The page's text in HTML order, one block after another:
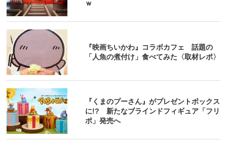
ｗ
『映画ちいかわ』コラボカフェ 話題の
「人魚の煮付け」食べてみた〈取材レポ〉
『くまのプーさん』がプレゼントボックス
に!? 新たなブラインドフィギュア「フリ
ポ」発売へ